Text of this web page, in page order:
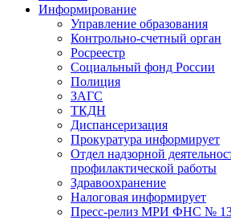
Информирование
Управление образования
Контрольно-счетный орган
Росреестр
Социальный фонд России
Полиция
ЗАГС
ТКДН
Диспансеризация
Прокуратура информирует
Отдел надзорной
профилактической работы
Здравоохранение
Налоговая информирует
Пресс-релиз МРИ ФНС №